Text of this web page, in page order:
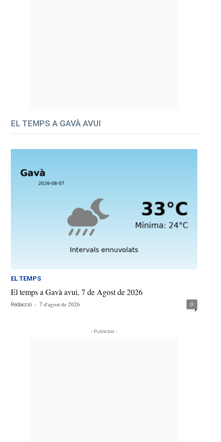
EL TEMPS A GAVÀ AVUI
EL TEMPS
El temps a Gavà avui, 7 de Agost de 2026
Redacció - 7 d'agost de 2026 0
- Publicitat -